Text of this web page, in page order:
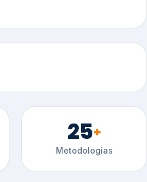
25+
Metodologias